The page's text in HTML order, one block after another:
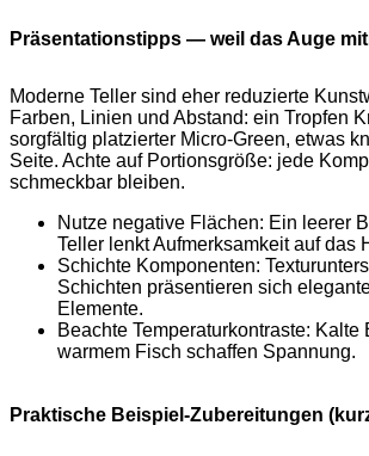
Präsentationstipps — weil das Auge
Moderne Teller sind eher reduzierte
Farben, Linien und Abstand: ein Tropfen
sorgfältig platzierter Micro-Green, etwas
Seite. Achte auf Portionsgröße: jede
schmeckbar bleiben.
Nutze negative Flächen: Ein leerer
Teller lenkt Aufmerksamkeit auf das
Schichte Komponenten:
Schichten präsentieren sich
Elemente.
Beachte Temperaturkontraste: Kalte
warmem Fisch schaffen Spannung.
Praktische Beispiel-Zubereitungen